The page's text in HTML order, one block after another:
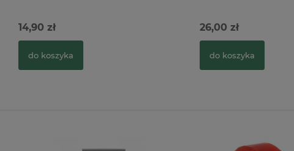
14,90 zł
do koszyka
26,00 zł
do koszyka